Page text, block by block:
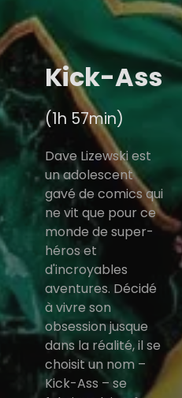
Kick-Ass
(1h 57min)
Dave Lizewski est
un adolescent
gavé de comics qui
ne vit que pour ce
monde de super-
héros et
d'incroyables
aventures. Décidé
à vivre son
obsession jusque
dans la réalité, il se
choisit un nom –
Kick-Ass – se